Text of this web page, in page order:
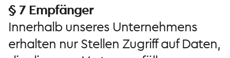
§ 7 Empfänger
Innerhalb unseres Unternehmens
erhalten nur Stellen Zugriff auf Daten,